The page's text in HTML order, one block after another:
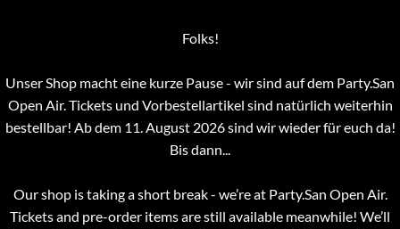
Folks!
Unser Shop macht eine kurze Pause - wir sind auf dem Party.San
Open Air. Tickets und Vorbestellartikel sind natürlich weiterhin
bestellbar! Ab dem 11. August 2026 sind wir wieder für euch da!
Bis dann...
Our shop is taking a short break - we’re at Party.San Open Air.
Tickets and pre-order items are still available meanwhile! We’ll